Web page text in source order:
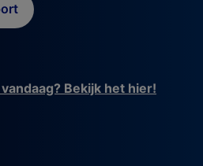
Bekijk het hier!